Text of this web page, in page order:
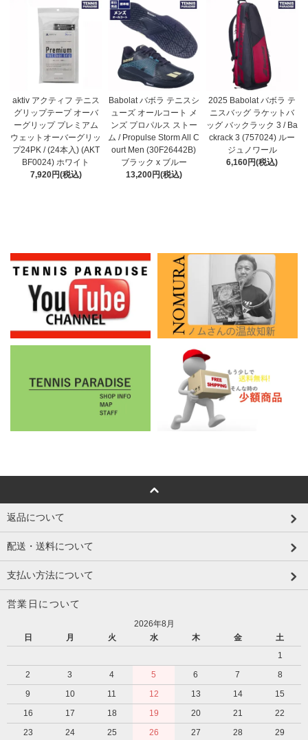
aktiv アクティフ テニス
グリップテープ オーバ
ーグリップ プレミアム
ウェットオーバーグリッ
プ24PK / (24本入) (AKT
BF0024) ホワイト
7,920円(税込)
Babolat バボラ テニスシ
ューズ オールコート メ
ンズ プロパルス ストー
ム / Propulse Storm All C
ourt Men (30F26442B)
ブラック x ブルー
13,200円(税込)
2025 Babolat バボラ テ
ニスバッグ ラケットバ
ッグ バックラック 3 / Ba
ckrack 3 (757024) ルー
ジュノワール
6,160円(税込)
返品について
配送・送料について
支払い方法について
営業日について
2026年8月
日
月 火 水 木 金
土
1
2
3 4 5 6 7
8
9
10 11 12 13 14
15
16
17 18 19 20 21
22
23
24 25 26 27 28
29